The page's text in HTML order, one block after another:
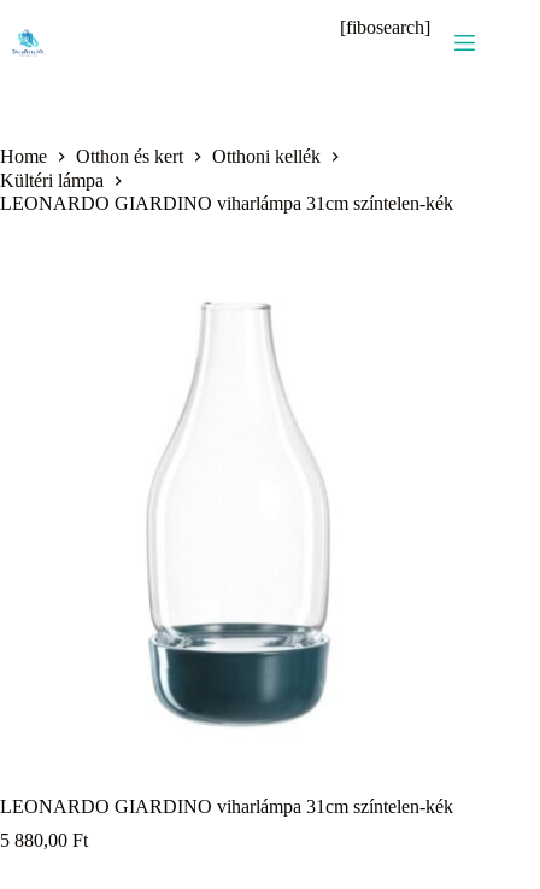
content
[fibosearch]
Home Otthon és kert
Otthoni kellék
Kültéri lámpa
LEONARDO GIARDINO viharlámpa 31cm színtelen-kék
LEONARDO GIARDINO viharlámpa 31cm színtelen-kék
5 880,00 Ft